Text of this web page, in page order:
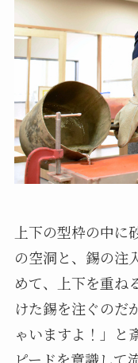
上下の型枠の中
の空洞と、錫の注
めて、上下を重ね
けた錫を注ぐのだ
ゃいますよ！」と